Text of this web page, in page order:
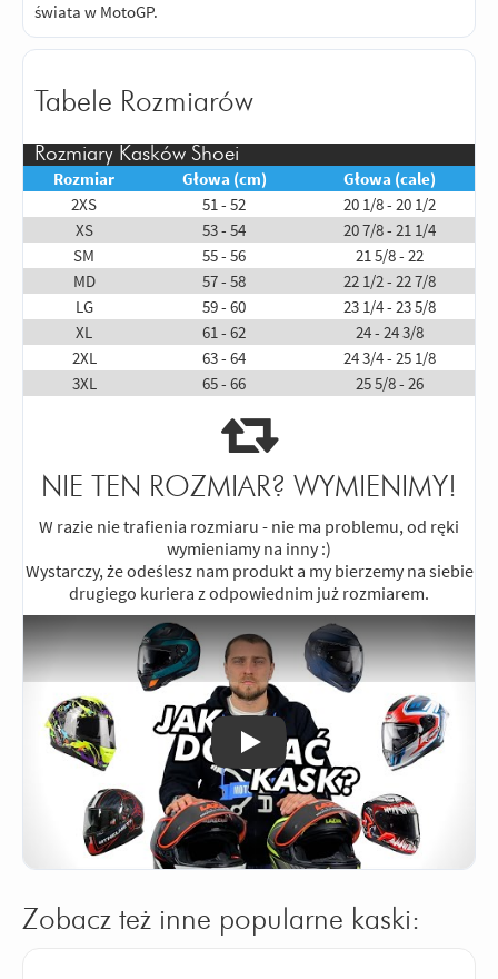
świata w MotoGP.
Tabele Rozmiarów
Rozmiary Kasków Shoei
Rozmiar
Głowa (cm)
Głowa (cale)
2XS
51 - 52
20 1/8 - 20 1/2
XS
53 - 54
20 7/8 - 21 1/4
SM
55 - 56
21 5/8 - 22
MD
57 - 58
22 1/2 - 22 7/8
LG
59 - 60
23 1/4 - 23 5/8
XL
61 - 62
24 - 24 3/8
2XL
63 - 64
24 3/4 - 25 1/8
3XL
65 - 66 25 5/8 - 26
NIE TEN ROZMIAR? WYMIENIMY!
W razie nie trafienia rozmiaru - nie ma problemu, od ręki
wymieniamy na inny :)
Wystarczy, że odeślesz nam produkt a my bierzemy na siebie
drugiego kuriera z odpowiednim już rozmiarem.
Odtwórz
Zobacz też inne popularne kaski: